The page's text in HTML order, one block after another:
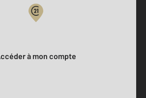
Accéder à mon compte